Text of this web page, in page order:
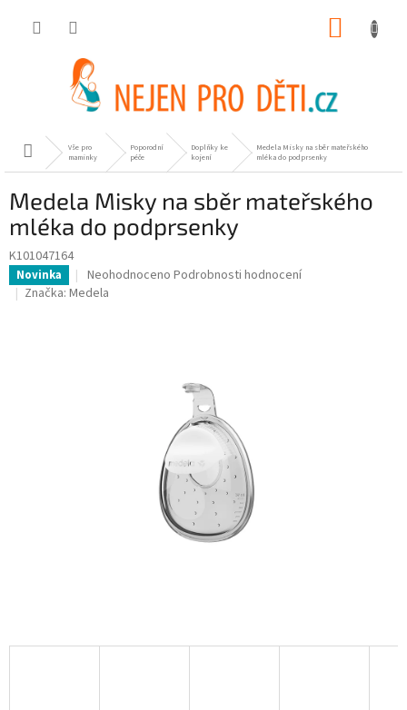
Domů
Vše pro
maminky
Poporodní
péče
Doplňky ke
kojení
Medela Misky na sběr mateřského
mléka do podprsenky
Medela Misky na sběr mateřského
mléka do podprsenky
K101047164
Novinka
Průměrné
hodnocení
Neohodnoceno Podrobnosti hodnocení
Značka: Medela